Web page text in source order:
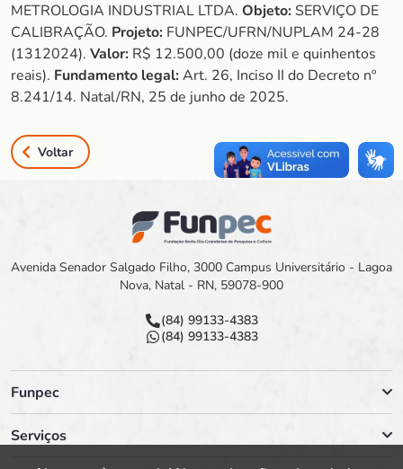
METROLOGIA INDUSTRIAL LTDA. Objeto: SERVIÇO DE
CALIBRAÇÃO. Projeto: FUNPEC/UFRN/NUPLAM 24-28
(1312024). Valor: R$ 12.500,00 (doze mil e quinhentos
reais). Fundamento legal:Art. 26, Inciso II do Decreto nº
8.241/14. Natal/RN, 25 de junho de 2025.
Voltar
Avenida Senador Salgado Filho, 3000 Campus Universitário - Lagoa
Nova, Natal - RN, 59078-900
(84) 99133-4383
(84) 99133-4383
Funpec
Serviços